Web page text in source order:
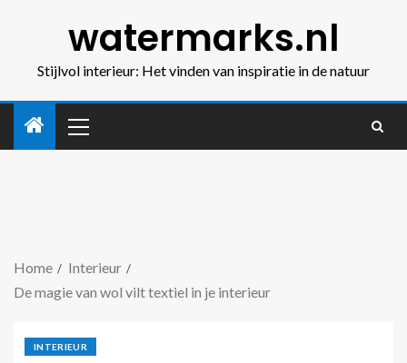
watermarks.nl
Stijlvol interieur: Het vinden van inspiratie in de natuur
Home
Interieur
De magie van wol vilt textiel in je interieur
INTERIEUR